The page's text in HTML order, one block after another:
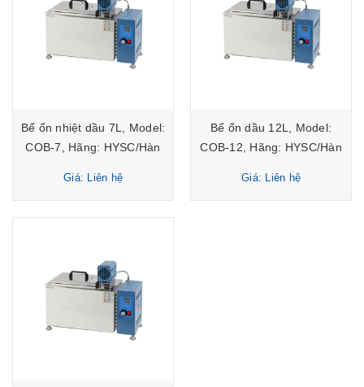
Bể ổn nhiệt dầu 7L, Model:
COB-7, Hãng: HYSC/Hàn
Giá: Liên hệ
Bể ổn dầu 12L, Model:
COB-12, Hãng: HYSC/Hàn
Giá: Liên hệ